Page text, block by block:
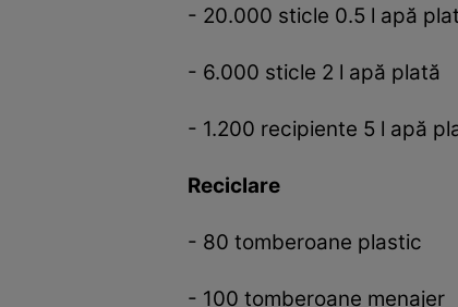
- 20.000 sticle 0.5 l apă
- 6.000 sticle 2 l apă plată
- 1.200 recipiente 5 l apă
Reciclare
- 80 tomberoane plastic
- 100 tomberoane menajer